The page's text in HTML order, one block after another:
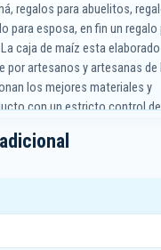
regalos para abuelitos,
para esposa, en fin un regalo
caja de maíz esta
por artesanos y artesanas de
los mejores materiales y
con un estricto control de